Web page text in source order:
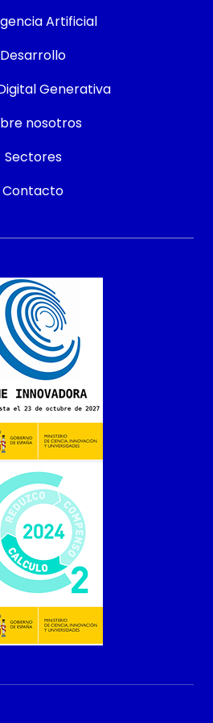
Artificial
Desarrollo
Generativa
nosotros
Sectores
Contacto